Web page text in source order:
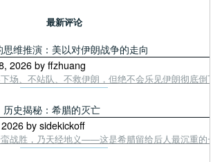
最新评论
思维推演：美以对伊朗战争的走向
2026 by ffzhuang
场、不站队、不救伊朗，但绝不会乐见伊朗彻底
历史揭秘：希腊的灭亡
by sidekickoff
战胜，乃天经地义——这是希腊留给后人最沉重的